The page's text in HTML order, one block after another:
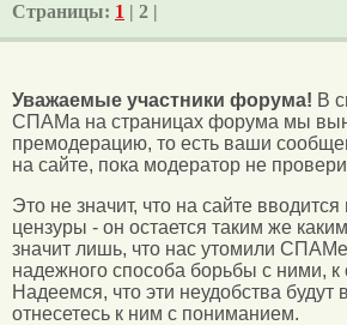
Страницы: 1 | 2 |
Уважаемые участники форума! В
СПАМа на страницах форума мы
премодерацию, то есть ваши
на сайте, пока модератор не
Это не значит, что на сайте
цензуры - он остается таким же
значит лишь, что нас утомили
надежного способа борьбы с ними, к
Надеемся, что эти неудобства
отнесетесь к ним с пониманием.